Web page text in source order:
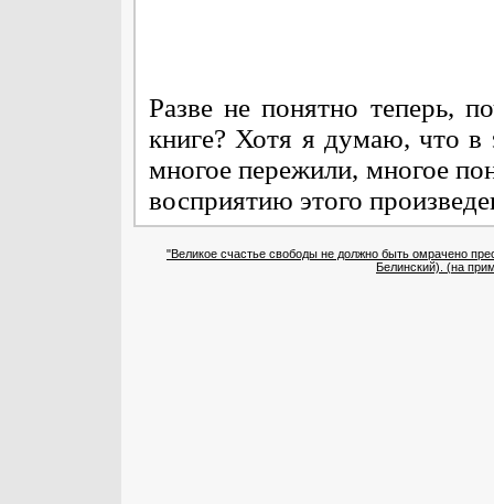
Разве не понятно теперь,
книге? Хотя я думаю, что
многое пережили, многое
восприятию этого
"Великое счастье свободы не должно быть омрачено
Белинский). (на